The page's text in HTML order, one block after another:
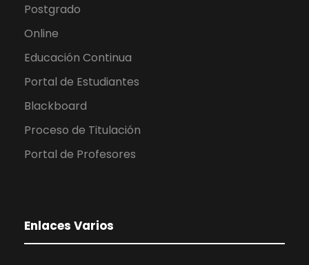
Postgrado
Online
Educación Continua
Portal de Estudiantes
Blackboard
Proceso de Titulación
Portal de Profesores
Enlaces Varios